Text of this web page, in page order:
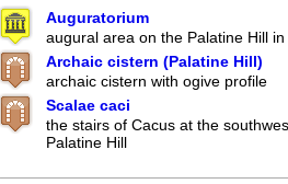
Auguratorium
augural area on the Palatine Hill
Archaic cistern (Palatine Hill)
archaic cistern with ogive profile
Scalae caci
the stairs of Cacus at the
Palatine Hill